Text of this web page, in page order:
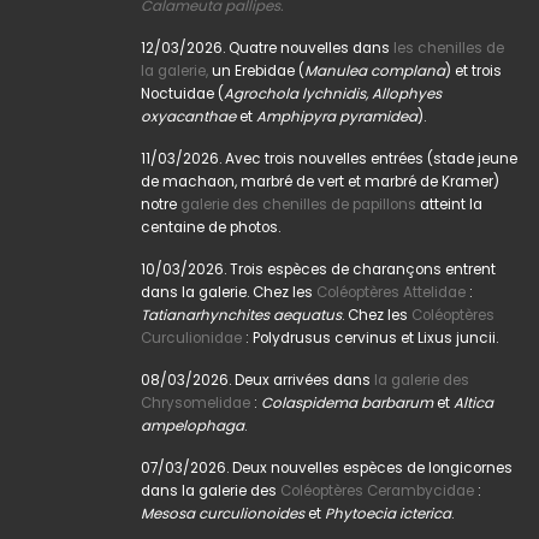
Calameuta pallipes.
12/03/2026. Quatre nouvelles dans les chenilles de
la galerie,un Erebidae (Manulea complana) et trois
Noctuidae (Agrochola lychnidis, Allophyes
oxyacanthaeetAmphipyra pyramidea).
11/03/2026. Avec trois nouvelles entrées (stade jeune
de machaon, marbré de vert et marbré de Kramer)
notre galerie des chenilles de papillons atteint la
centaine de photos.
10/03/2026. Trois espèces de charançons entrent
dans la galerie. Chez les Coléoptères Attelidae :
Tatianarhynchites aequatus. Chez les Coléoptères
Curculionidae : Polydrusus cervinus et Lixus juncii.
08/03/2026. Deux arrivées dans la galerie des
Chrysomelidae : Colaspidema barbarumetAltica
ampelophaga.
07/03/2026. Deux nouvelles espèces de longicornes
dans la galerie des Coléoptères Cerambycidae :
Mesosa curculionoideset Phytoecia icterica.